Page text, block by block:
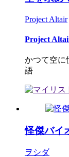
Project Altair
Project
かつて空に
語
怪傑バイ
ヲシダ